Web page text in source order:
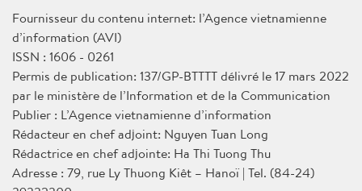
Fournisseur du contenu internet: l’Agence vietnamienne
d’information (AVI)
ISSN : 1606 - 0261
Permis de publication: 137/GP-BTTTT délivré le 17 mars 2022
par le ministère de l’Information et de la Communication
Publier : L’Agence vietnamienne d’information
Rédacteur en chef adjoint: Nguyen Tuan Long
Rédactrice en chef adjointe: Ha Thi Tuong Thu
Adresse : 79, rue Ly Thuong Kiêt – Hanoï | Tel. (84-24)